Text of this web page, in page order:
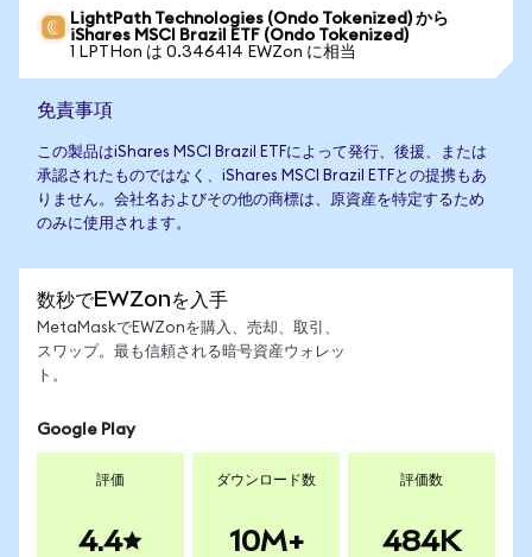
LightPath Technologies (Ondo Tokenized) から
iShares MSCI Brazil ETF (Ondo Tokenized)
1 LPTHon は 0.346414 EWZon に相当
免責事項
この製品はiShares MSCI Brazil ETFによって発行、後援、または
承認されたものではなく、iShares MSCI Brazil ETFとの提携もあ
りません。会社名およびその他の商標は、原資産を特定するため
のみに使用されます。
数秒でEWZonを入手
MetaMaskでEWZonを購入、売却、取引、
スワップ。最も信頼される暗号資産ウォレッ
ト。
Google Play
評価
4.4
ダウンロード数
10M+
評価数
484K